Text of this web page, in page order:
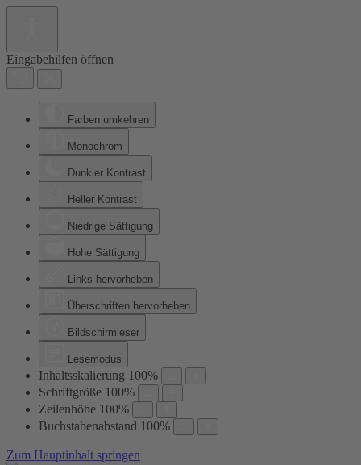
Eingabehilfen öffnen
Farben umkehren
Monochrom
Dunkler Kontrast
Heller Kontrast
Niedrige Sättigung
Hohe Sättigung
Links hervorheben
Überschriften hervorheben
Bildschirmleser
Lesemodus
Inhaltsskalierung 100%
Schriftgröße 100%
Zeilenhöhe 100%
Buchstabenabstand 100%
Zum Hauptinhalt springen